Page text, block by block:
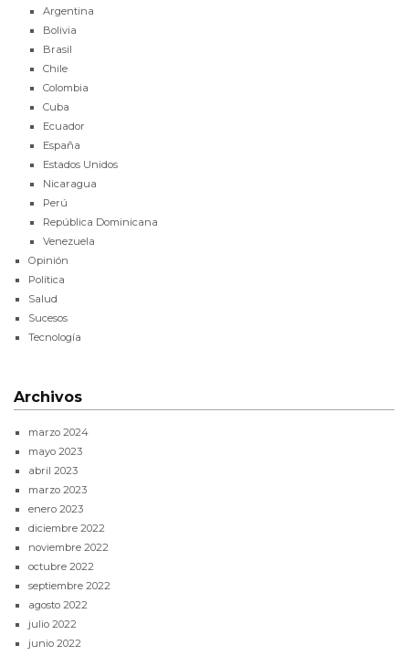
Argentina
Bolivia
Brasil
Chile
Colombia
Cuba
Ecuador
España
Estados Unidos
Nicaragua
Perú
República Dominicana
Venezuela
Opinión
Política
Salud
Sucesos
Tecnología
Archivos
marzo 2024
mayo 2023
abril 2023
marzo 2023
enero 2023
diciembre 2022
noviembre 2022
octubre 2022
septiembre 2022
agosto 2022
julio 2022
junio 2022